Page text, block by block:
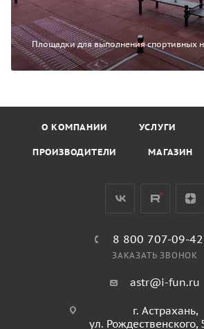
Площадки для выполнения спортивных
О КОМПАНИИ УСЛУГИ
ПРОИЗВОДИТЕЛИ МАГАЗИН
8 800 707-09-42
ЗАКАЗАТЬ ЗВОНОК
astr@i-fun.ru
г. Астрахань,
ул. Рождественского,